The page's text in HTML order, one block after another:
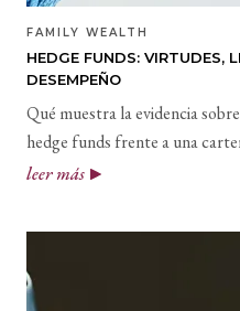
FAMILY WEALTH
HEDGE FUNDS: VIRTUDES,
DESEMPEÑO
Qué muestra la evidencia
hedge funds frente a una
leer más